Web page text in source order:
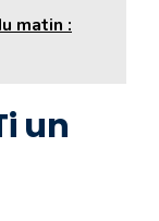
matin :
un